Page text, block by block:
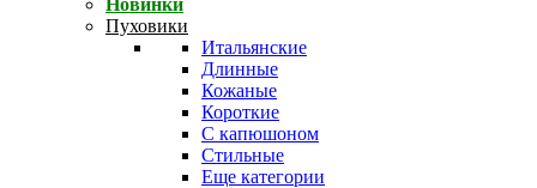
Новинки
Пуховики
Итальянские
Длинные
Кожаные
Короткие
С капюшоном
Стильные
Еще категории